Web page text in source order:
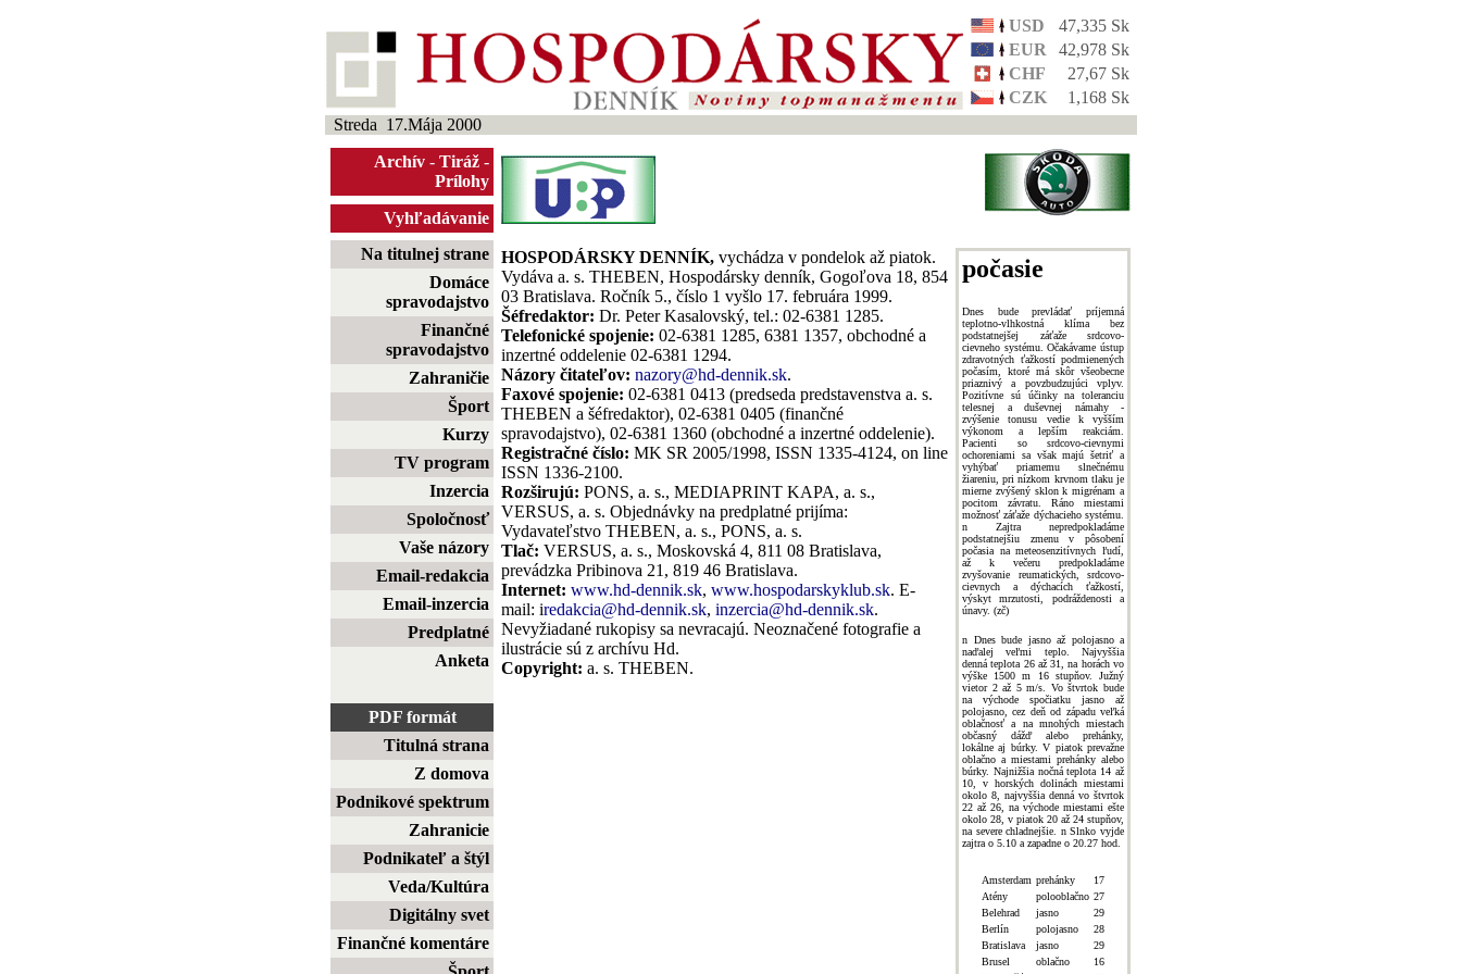
USD
47,335 Sk
EUR
42,978 Sk
CHF
27,67 Sk
CZK
1,168 Sk
Streda 17.Mája 2000
Archív - Tiráž -
Prílohy
Vyhľadávanie
Na titulnej strane
Domáce
spravodajstvo
Finančné
spravodajstvo
Zahraničie
Šport
Kurzy
TV program
Inzercia
Spoločnosť
Vaše názory
Email-redakcia
Email-inzercia
Predplatné
Anketa
PDF formát
Titulná strana
Z domova
Podnikové spektrum
Zahranicie
Podnikateľ a štýl
Veda/Kultúra
Digitálny svet
Finančné komentáre
HOSPODÁRSKY DENNÍK, vychádza v pondelok až piatok.
Vydáva a. s. THEBEN, Hospodársky denník, Gogoľova 18, 854
03 Bratislava. Ročník 5., číslo 1 vyšlo 17. februára 1999.
Šéfredaktor: Dr. Peter Kasalovský, tel.: 02-6381 1285.
Telefonické spojenie: 02-6381 1285, 6381 1357, obchodné a
inzertné oddelenie 02-6381 1294.
Názory čitateľov: nazory@hd-dennik.sk.
Faxové spojenie: 02-6381 0413 (predseda predstavenstva a. s.
THEBEN a šéfredaktor), 02-6381 0405 (finančné
spravodajstvo), 02-6381 1360 (obchodné a inzertné oddelenie).
Registračné číslo: MK SR 2005/1998, ISSN 1335-4124, on line
ISSN 1336-2100.
Rozširujú: PONS, a. s., MEDIAPRINT KAPA, a. s.,
VERSUS, a. s. Objednávky na predplatné prijíma:
Vydavateľstvo THEBEN, a. s., PONS, a. s.
Tlač: VERSUS, a. s., Moskovská 4, 811 08 Bratislava,
prevádzka Pribinova 21, 819 46 Bratislava.
Internet: www.hd-dennik.sk, www.hospodarskyklub.sk. E-
mail: iredakcia@hd-dennik.sk, inzercia@hd-dennik.sk.
Nevyžiadané rukopisy sa nevracajú. Neoznačené fotografie a
ilustrácie sú z archívu Hd.
Copyright: a. s. THEBEN.
počasie
Dnes bude prevládať príjemná
teplotno-vlhkostná klíma bez
podstatnejšej záťaže srdcovo-
cievneho systému. Očakávame ústup
zdravotných ťažkostí podmienených
počasím, ktoré má skôr všeobecne
priaznivý a povzbudzujúci vplyv.
Pozitívne sú účinky na toleranciu
telesnej a duševnej námahy -
zvýšenie tonusu vedie k vyšším
výkonom a lepším reakciám.
Pacienti so srdcovo-cievnymi
ochoreniami sa však majú šetriť a
vyhýbať priamemu slnečnému
žiareniu, pri nízkom krvnom tlaku je
mierne zvýšený sklon k migrénam a
pocitom závratu. Ráno miestami
možnosť záťaže dýchacieho systému.
n Zajtra nepredpokladáme
podstatnejšiu zmenu v pôsobení
počasia na meteosenzitívnych ľudí,
až k večeru predpokladáme
zvyšovanie reumatických, srdcovo-
cievnych a dýchacích ťažkostí,
výskyt mrzutosti, podráždenosti a
únavy. (zč)
n Dnes bude jasno až polojasno a
naďalej veľmi teplo. Najvyššia
denná teplota 26 až 31, na horách vo
výške 1500 m 16 stupňov. Južný
vietor 2 až 5 m/s. Vo štvrtok bude
na východe spočiatku jasno až
polojasno, cez deň od západu veľká
oblačnosť a na mnohých miestach
občasný dážď alebo prehánky,
lokálne aj búrky. V piatok prevažne
oblačno a miestami prehánky alebo
búrky. Najnižšia nočná teplota 14 až
10, v horských dolinách miestami
okolo 8, najvyššia denná vo štvrtok
22 až 26, na východe miestami ešte
okolo 28, v piatok 20 až 24 stupňov,
na severe chladnejšie. n Slnko vyjde
zajtra o 5.10 a zapadne o 20.27 hod.
Amsterdam prehánky
17
Atény
polooblačno 27
Belehrad
jasno
29
Berlín
polojasno
28
Bratislava
jasno
29
Brusel
oblačno
16